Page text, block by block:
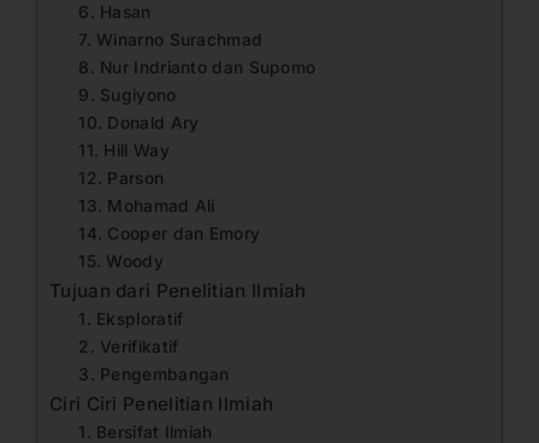
6. Hasan
7. Winarno Surachmad
8. Nur Indrianto dan Supomo
9. Sugiyono
10. Donald Ary
11. Hill Way
12. Parson
13. Mohamad Ali
14. Cooper dan Emory
15. Woody
Tujuan dari Penelitian Ilmiah
1. Eksploratif
2. Verifikatif
3. Pengembangan
Ciri Ciri Penelitian Ilmiah
1. Bersifat Ilmiah